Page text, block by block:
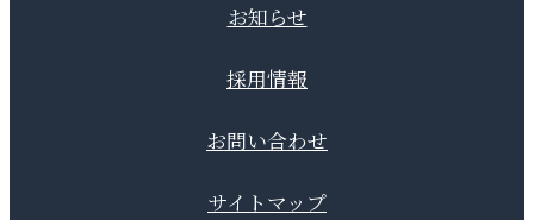
お知らせ
採用情報
お問い合わせ
サイトマップ